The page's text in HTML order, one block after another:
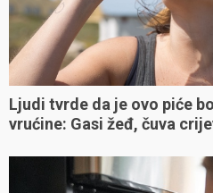
Ljudi tvrde da je ovo piće
vrućine: Gasi žeđ, čuva